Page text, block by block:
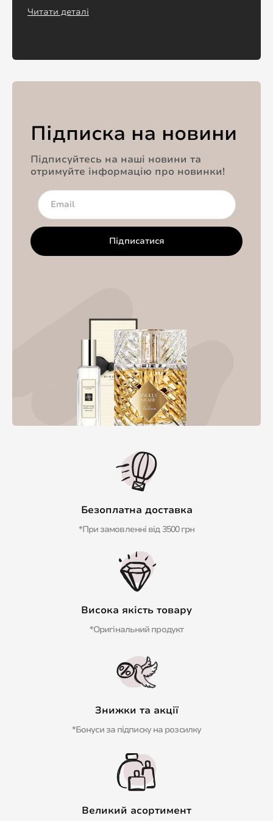
Читати деталі
Підписка на новини
Підписуйтесь на наші новини та
отримуйте інформацію про новинки!
Підписатися
Безоплатна доставка
*При замовленні від 3500 грн
Висока якість товару
*Оригінальний продукт
Знижки та акції
*Бонуси за підписку на розсилку
Великий асортимент